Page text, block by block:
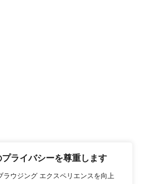
ライバシーを尊重します
ウジング エクスペリエンスを向上